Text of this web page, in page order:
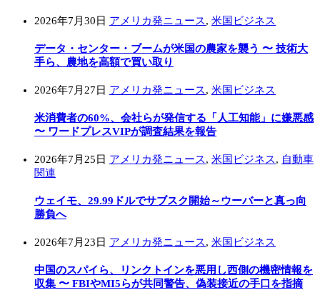
2026年7月30日 アメリカ発ニュース, 米国ビジネス
データ・センター・ブームが米国の農家を襲う 〜 技術大
手ら、農地を高額で買い取り
2026年7月27日 アメリカ発ニュース, 米国ビジネス
米消費者の60%、会社らが発信する「人工知能」に嫌悪感
〜 ワードプレスVIPが調査結果を報告
2026年7月25日 アメリカ発ニュース, 米国ビジネス, 自動車
関連
ウェイモ、29.99ドルでサブスク開始～ウーバーと真っ向
勝負へ
2026年7月23日 アメリカ発ニュース, 米国ビジネス
中国のスパイら、リンクトインを悪用し西側の機密情報を
収集 〜 FBIやMI5らが共同警告、偽装接近の手口を指摘